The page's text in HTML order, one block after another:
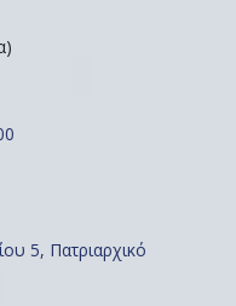
5, Πατριαρχικό